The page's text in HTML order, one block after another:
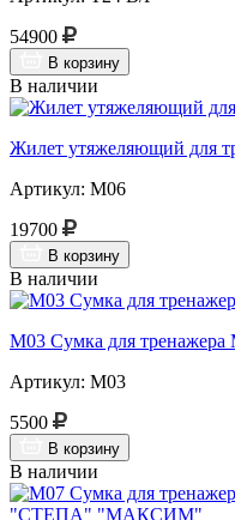
54900
В корзину
В наличии
Жилет утяжеляющий для
Артикул: М06
19700
В корзину
В наличии
М03 Сумка для
Артикул: М03
5500
В корзину
В наличии